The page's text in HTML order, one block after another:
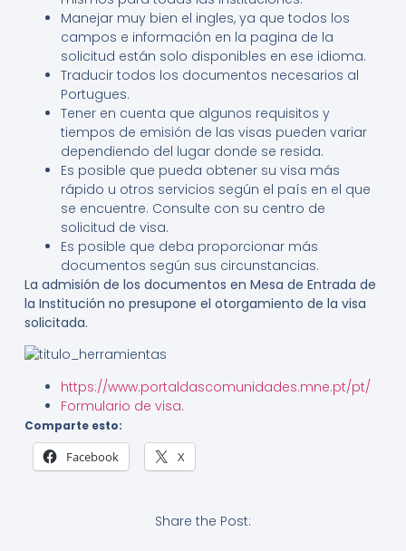
Manejar muy bien el ingles, ya que todos los
campos e información en la pagina de la
solicitud están solo disponibles en ese idioma.
Traducir todos los documentos necesarios al
Portugues.
Tener en cuenta que algunos requisitos y
tiempos de emisión de las visas pueden variar
dependiendo del lugar donde se resida.
Es posible que pueda obtener su visa más
rápido u otros servicios según el país en el que
se encuentre. Consulte con su centro de
solicitud de visa.
Es posible que deba proporcionar más
documentos según sus circunstancias.
La admisión de los documentos en Mesa de Entrada de
la Institución no presupone el otorgamiento de la visa
solicitada.
https://www.portaldascomunidades.mne.pt/pt/
Formulario de visa.
Comparte esto:
Facebook X
Share the Post: